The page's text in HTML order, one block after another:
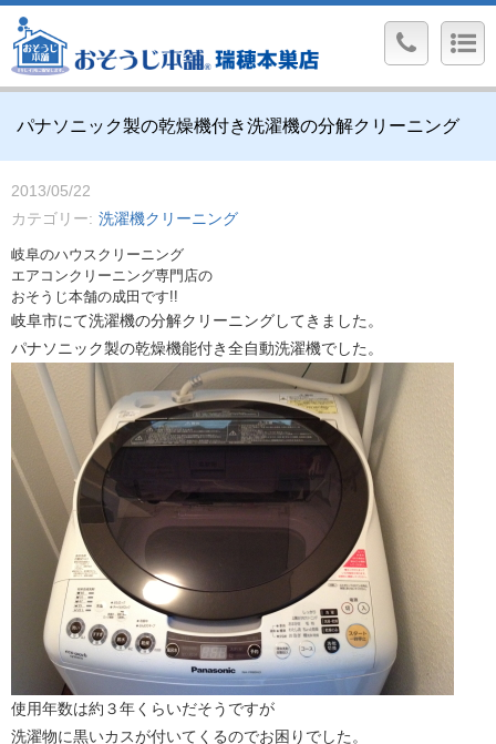
パナソニック製の乾燥機付き洗濯機の分解クリーニング
2013/05/22
カテゴリー
洗濯機クリーニング
岐阜のハウスクリーニング
エアコンクリーニング専門店の
おそうじ本舗の成田です!!
岐阜市にて洗濯機の分解クリーニングしてきました。
パナソニック製の乾燥機能付き全自動洗濯機でした。
使用年数は約３年くらいだそうですが
洗濯物に黒いカスが付いてくるのでお困りでした。